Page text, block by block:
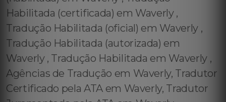
Habilitada (certificada) em Waverly ,
Tradução Habilitada (oficial) em Waverly ,
Tradução Habilitada (autorizada) em
Waverly , Tradução Habilitada em Waverly ,
Agências de Tradução em Waverly, Tradutor
Certificado pela ATA em Waverly, Tradutor